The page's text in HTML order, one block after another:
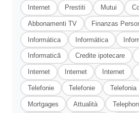
Internet Prestiti Mutui
Abbonamenti TV Finanzas
Informática Informática
Informatică Credite ipotecare
Internet Internet Internet
Telefonie Telefonie Telefonia
Mortgages Attualità